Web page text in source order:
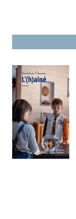
Note4.86sur
5
DÉTAILS